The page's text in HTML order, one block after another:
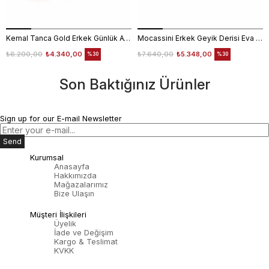
Kemal Tanca Gold Erkek Günlük Ayakkabı 6612-152
₺4.340,00
₺6.200,00 %30
Mocassini Erkek Geyik Derisi Eva Taban Kahverengi Günlük Ayakkabı
₺5.348,00
₺7.640,00 %30
Son Baktığınız Ürünler
Sign up for our E-mail Newsletter
Send
Kurumsal
Anasayfa
Hakkımızda
Mağazalarımız
Bize Ulaşın
Müşteri İlişkileri
Üyelik
İade ve Değişim
Kargo & Teslimat
KVKK